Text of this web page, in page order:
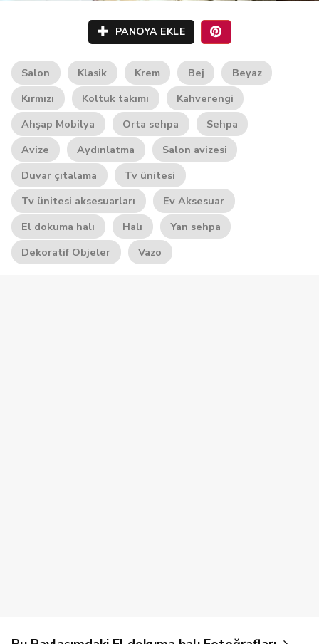
PANOYA EKLE
Salon Klasik Krem Bej
Beyaz
Kırmızı
Koltuk takımı
Kahverengi
Ahşap Mobilya
Orta sehpa
Sehpa
Avize
Aydınlatma
Salon avizesi
Duvar çıtalama
Tv ünitesi
Tv ünitesi aksesuarları
Ev Aksesuar
El dokuma halı
Halı
Yan sehpa
Dekoratif Objeler
Vazo